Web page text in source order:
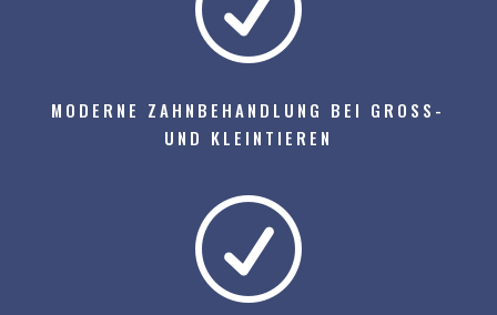
MODERNE ZAHNBEHANDLUNG BEI GROSS- U
ND KLEINTIEREN
R